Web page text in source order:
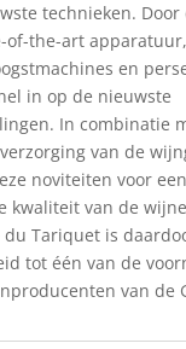
technieken. Door
of-the-art
en
in op de nieuwste
In combinatie
van de
noviteiten voor
kwaliteit van de
du Tariquet is
tot één van de
van de